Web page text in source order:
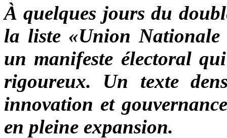
À quelques jours du
la liste «Union Nationale
un manifeste électoral
rigoureux. Un texte
innovation et
en pleine expansion.